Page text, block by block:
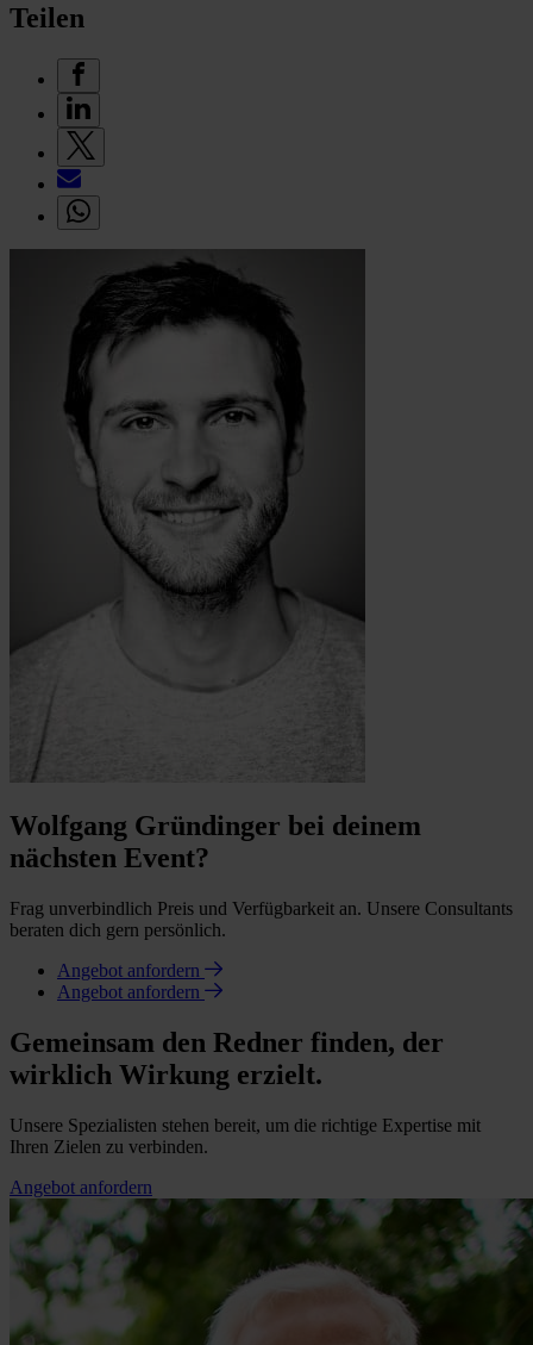
Teilen
Wolfgang Gründinger bei deinem
nächsten Event?
Frag unverbindlich Preis und Verfügbarkeit an. Unsere Consultants
beraten dich gern persönlich.
Angebot anfordern
Angebot anfordern
Gemeinsam den Redner finden, der
wirklich Wirkung erzielt.
Unsere Spezialisten stehen bereit, um die richtige Expertise mit
Ihren Zielen zu verbinden.
Angebot anfordern